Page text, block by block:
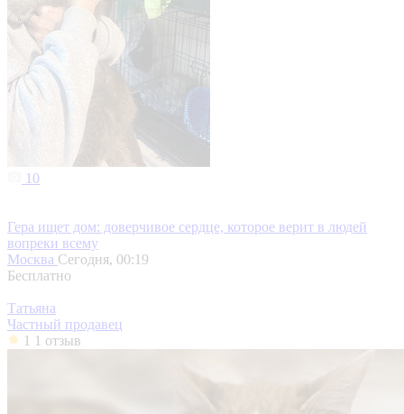
10
Гера ищет дом: доверчивое сердце, которое верит в людей
вопреки всему
Москва Сегодня, 00:19
Бесплатно
Татьяна
Частный продавец
1 1 отзыв